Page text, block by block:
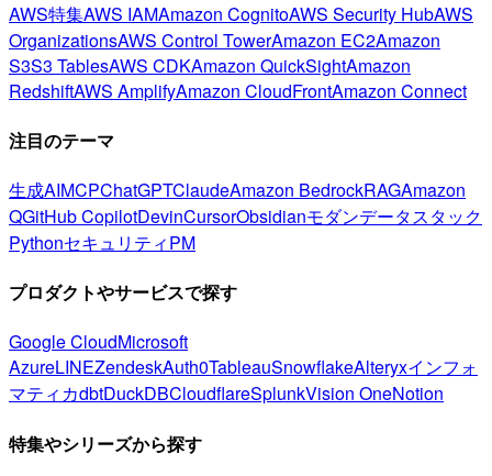
AWS特集AWS IAMAmazon CognitoAWS Security HubAWS
OrganizationsAWS Control TowerAmazon EC2Amazon
S3S3 TablesAWS CDKAmazon QuickSightAmazon
RedshiftAWS AmplifyAmazon CloudFrontAmazon Connect
注目のテーマ
生成AIMCPChatGPTClaudeAmazon BedrockRAGAmazon
QGitHub CopilotDevinCursorObsidianモダンデータスタック
PythonセキュリティPM
プロダクトやサービスで探す
Google CloudMicrosoft
AzureLINEZendeskAuth0TableauSnowflakeAlteryxインフォ
マティカdbtDuckDBCloudflareSplunkVision OneNotion
特集やシリーズから探す